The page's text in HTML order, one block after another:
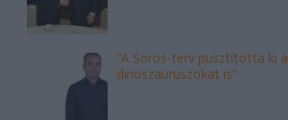
"A Soros-terv pusztította ki a
dinoszauruszokat is"